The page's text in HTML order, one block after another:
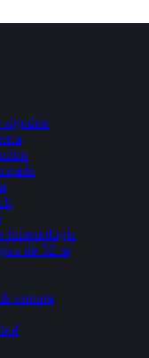
kinesiología
de 32 m
cintura